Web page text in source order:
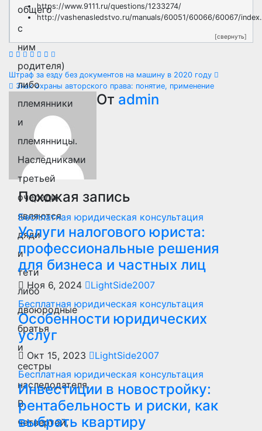
общего
с
ним
родителя)
либо
племянники
и
племянницы.
Наследниками
третьей
очереди
являются
дяди
и
тети
либо
двоюродные
братья
и
сестры
наследодателя.
В
четвертой,
https://www.9111.ru/questions/1233274/
http://vashenasledstvo.ru/manuals/60051/60066/60067/
[свернуть]
Навигация
по
записям
Штраф за езду без документов на машину в 2020 году
Знак охраны авторского права: понятие, применение
От admin
Похожая запись
Бесплатная юридическая консультация
Услуги налогового юриста:
профессиональные решения
для бизнеса и частных лиц
Ноя 6, 2024
LightSide2007
Бесплатная юридическая консультация
Особенности юридических
услуг
Окт 15, 2023
LightSide2007
Бесплатная юридическая консультация
Инвестиции в новостройку:
рентабельность и риски, как
выбрать квартиру